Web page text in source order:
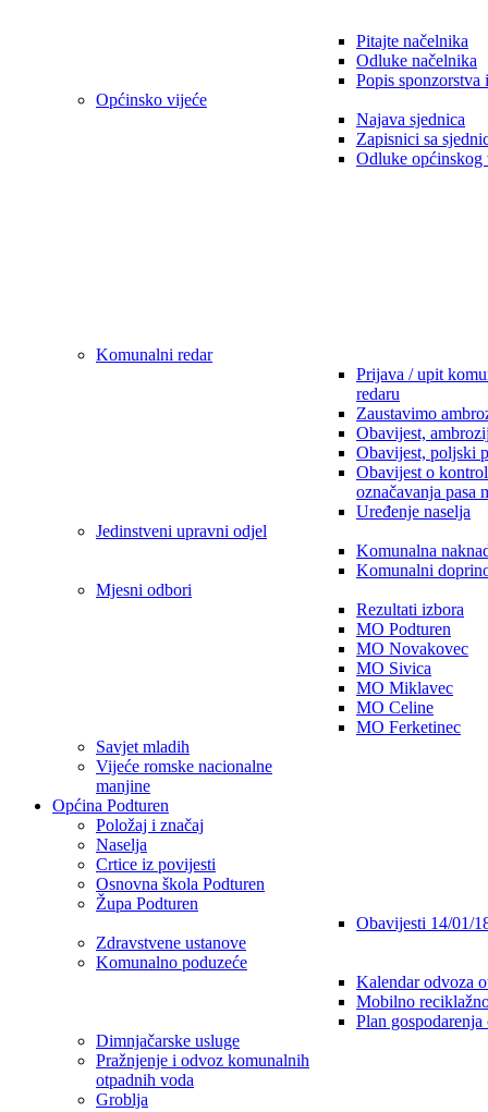
Pitajte načelnika
Odluke načelnika
Popis sponzorstva
Općinsko vijeće
Najava sjednica
Zapisnici sa
Odluke općinskog
Komunalni redar
Prijava / upit
redaru
Zaustavimo
Obavijest,
Obavijest, poljski
Obavijest o
označavanja pasa
Uređenje naselja
Jedinstveni upravni odjel
Komunalna
Komunalni
Mjesni odbori
Rezultati izbora
MO Podturen
MO Novakovec
MO Sivica
MO Miklavec
MO Celine
MO Ferketinec
Savjet mladih
Vijeće romske nacionalne
manjine
Općina Podturen
Položaj i značaj
Naselja
Crtice iz povijesti
Osnovna škola Podturen
Župa Podturen
Obavijesti 14/01/
Zdravstvene ustanove
Komunalno poduzeće
Kalendar odvoza
Mobilno
Plan gospodarenja
Dimnjačarske usluge
Pražnjenje i odvoz komunalnih
otpadnih voda
Groblja